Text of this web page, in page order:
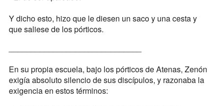
Y dicho esto, hizo que le diesen un saco y una cesta y
que saliese de los pórticos.
En su propia escuela, bajo los pórticos de Atenas, Zenón
exigía absoluto silencio de sus discípulos, y razonaba la
exigencia en estos términos: